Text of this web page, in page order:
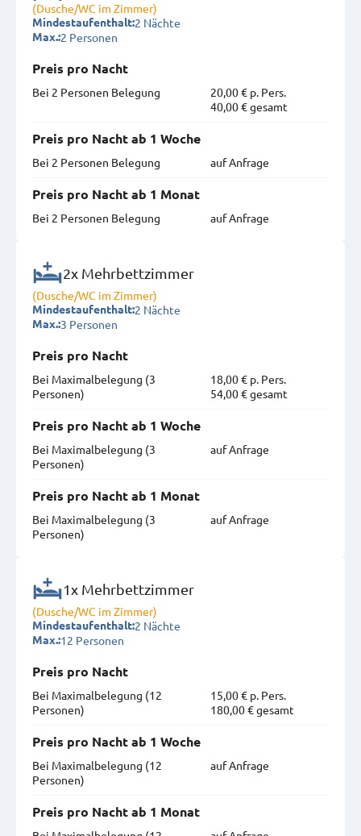
(Dusche/WC im Zimmer)
Mindestaufenthalt:2 Nächte
Max.:2 Personen
Preis pro Nacht
Bei 2 Personen Belegung
20,00 € p. Pers.
40,00 € gesamt
Preis pro Nacht ab 1 Woche
Bei 2 Personen Belegung
auf Anfrage
Preis pro Nacht ab 1 Monat
Bei 2 Personen Belegung
auf Anfrage
2x Mehrbettzimmer
(Dusche/WC im Zimmer)
Mindestaufenthalt:2 Nächte
Max.:3 Personen
Preis pro Nacht
Bei Maximal­belegung (3
Personen)
18,00 € p. Pers.
54,00 € gesamt
Preis pro Nacht ab 1 Woche
Bei Maximal­belegung (3
Personen)
auf Anfrage
Preis pro Nacht ab 1 Monat
Bei Maximal­belegung (3
Personen)
auf Anfrage
1x Mehrbettzimmer
(Dusche/WC im Zimmer)
Mindestaufenthalt:2 Nächte
Max.:12 Personen
Preis pro Nacht
Bei Maximal­belegung (12
Personen)
15,00 € p. Pers.
180,00 € gesamt
Preis pro Nacht ab 1 Woche
Bei Maximal­belegung (12
Personen)
auf Anfrage
Preis pro Nacht ab 1 Monat